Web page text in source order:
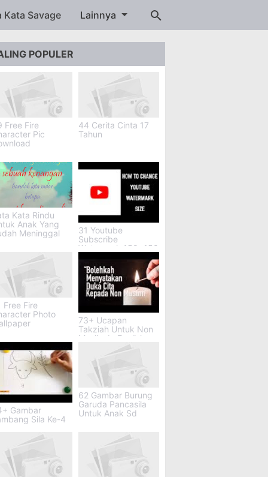
Kata Savage Lainnya
POPULER
Free Fire
Pic
44 Cerita Cinta 17
Tahun
Kata Rindu
Anak Yang
Meninggal
31 Youtube
Subscribe
Watermark 150x150
Free Fire
Photo
73+ Ucapan
Takziah Untuk Non
Muslim In English
Gambar
Sila Ke-4
62 Gambar Burung
Garuda Pancasila
Untuk Anak Sd